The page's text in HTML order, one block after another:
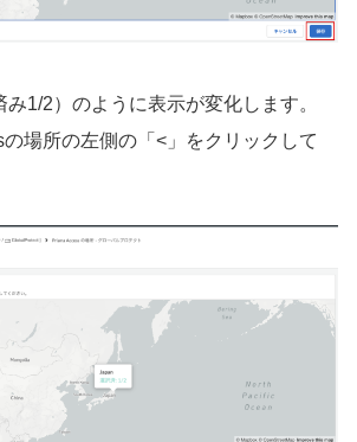
1/2）のように表示が変化します。
の場所の左側の「<」をクリックして